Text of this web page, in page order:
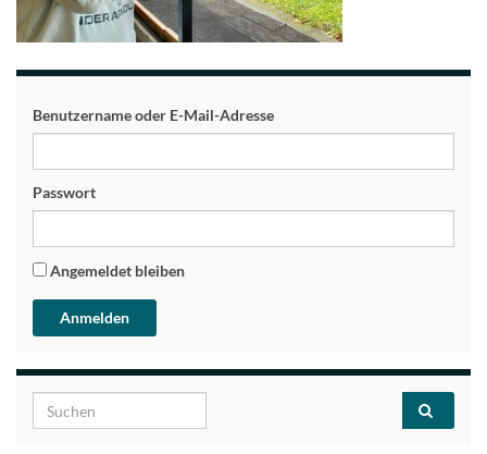
Benutzername oder E-Mail-Adresse
Passwort
Angemeldet bleiben
Search for: